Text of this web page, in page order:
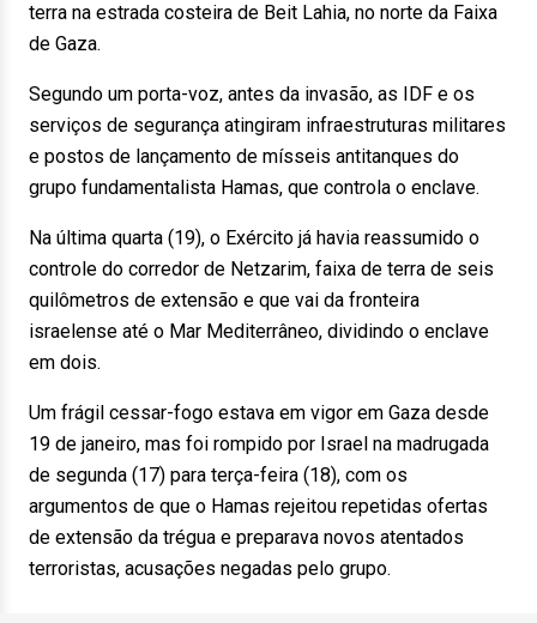
terra na estrada costeira de Beit Lahia, no norte da Faixa
de Gaza.
Segundo um porta-voz, antes da invasão, as IDF e os
serviços de segurança atingiram infraestruturas militares
e postos de lançamento de mísseis antitanques do
grupo fundamentalista Hamas, que controla o enclave.
Na última quarta (19), o Exército já havia reassumido o
controle do corredor de Netzarim, faixa de terra de seis
quilômetros de extensão e que vai da fronteira
israelense até o Mar Mediterrâneo, dividindo o enclave
em dois.
Um frágil cessar-fogo estava em vigor em Gaza desde
19 de janeiro, mas foi rompido por Israel na madrugada
de segunda (17) para terça-feira (18), com os
argumentos de que o Hamas rejeitou repetidas ofertas
de extensão da trégua e preparava novos atentados
terroristas, acusações negadas pelo grupo.